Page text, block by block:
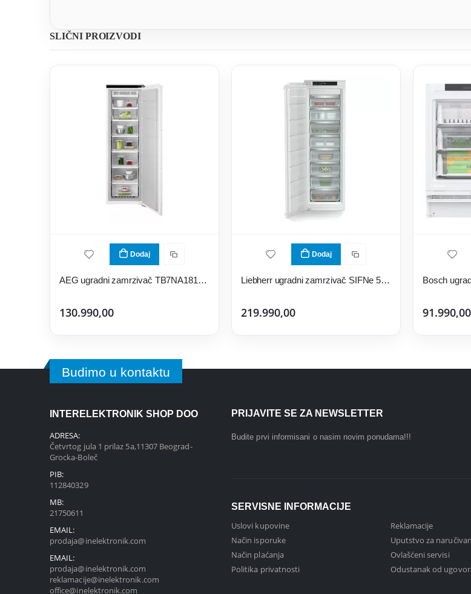
SLIČNI PROIZVODI
Dodaj
AEG ugradni zamrzivač TB7NA181EC
130.990,00
Dodaj
Liebherr ugradni zamrzivač SIFNe 5108 Pure Line
219.990,00 91.990,00
Budimo u kontaktu
INTERELEKTRONIK SHOP DOO
ADRESA:
Četvrtog jula 1 prilaz 5a,11307 Beograd-
Grocka-Boleč
PIB:
112840329
MB:
21750611
EMAIL:
prodaja@inelektronik.com
EMAIL:
prodaja@inelektronik.com
reklamacije@inelektronik.com
office@inelektronik.com
PRIJAVITE SE ZA NEWSLETTER
Budite prvi informisani o nasim novim ponudama!!!
SERVISNE INFORMACIJE
Uslovi kupovine
Način isporuke
Način plaćanja
Politika privatnosti
Reklamacije
Uputstvo za
Ovlašćeni servisi
Odustanak od